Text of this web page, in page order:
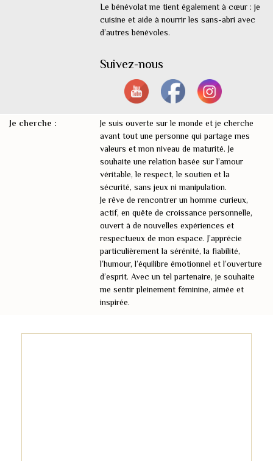
Le bénévolat me tient également à cœur : je
cuisine et aide à nourrir les sans-abri avec
d’autres bénévoles.
Suivez-nous
Je cherche :
Je suis ouverte sur le monde et je cherche
avant tout une personne qui partage mes
valeurs et mon niveau de maturité. Je
souhaite une relation basée sur l’amour
véritable, le respect, le soutien et la
sécurité, sans jeux ni manipulation.
Je rêve de rencontrer un homme curieux,
actif, en quête de croissance personnelle,
ouvert à de nouvelles expériences et
respectueux de mon espace. J’apprécie
particulièrement la sérénité, la fiabilité,
l’humour, l’équilibre émotionnel et l’ouverture
d’esprit. Avec un tel partenaire, je souhaite
me sentir pleinement féminine, aimée et
inspirée.